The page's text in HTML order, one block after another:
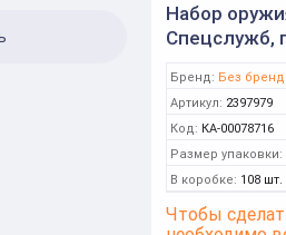
Набор
Спецслужб,
Бренд: Без
Артикул: 2397979
Код: КА-00078716
Размер упаковки:
В коробке: 108 шт.
Чтобы